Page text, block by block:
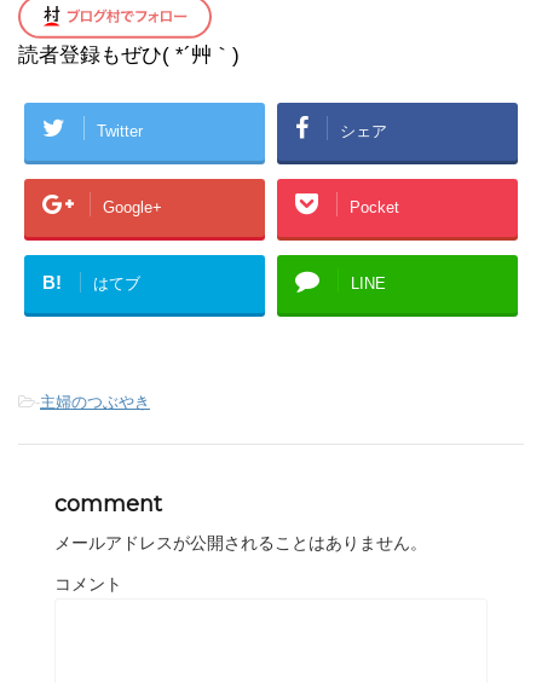
読者登録もぜひ( *´艸｀)
Twitter シェア
Google+ Pocket
B! はてブ LINE
-主婦のつぶやき
comment
メールアドレスが公開されることはありません。
コメント